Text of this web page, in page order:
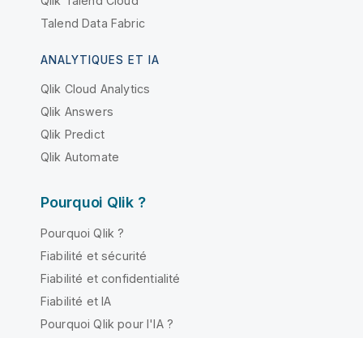
Talend Data Fabric
ANALYTIQUES ET IA
Qlik Cloud Analytics
Qlik Answers
Qlik Predict
Qlik Automate
Pourquoi Qlik ?
Pourquoi Qlik ?
Fiabilité et sécurité
Fiabilité et confidentialité
Fiabilité et IA
Pourquoi Qlik pour l'IA ?